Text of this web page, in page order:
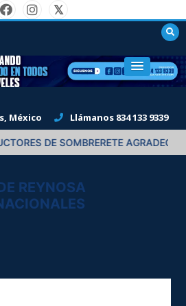
en todos sus niveles."
México
Llámanos 834 133 9339
DE SOMBRERETE AGRADECEN
REYNOSA